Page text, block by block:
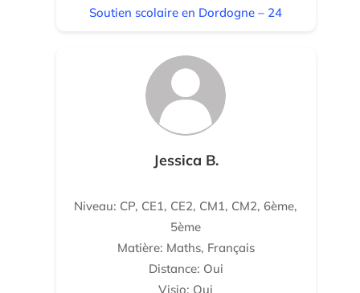
Soutien scolaire en Dordogne – 24
Jessica B.
Niveau: CP, CE1, CE2, CM1, CM2, 6ème,
5ème
Matière: Maths, Français
Distance: Oui
Visio: Oui